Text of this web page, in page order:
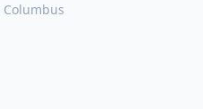
Columbus